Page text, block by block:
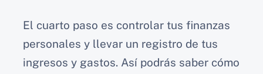
El cuarto paso es controlar tus finanzas
personales y llevar un registro de tus
ingresos y gastos. Así podrás saber cómo